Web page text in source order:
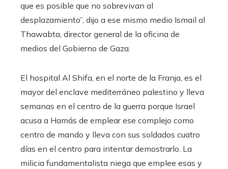
que es posible que no sobrevivan al
desplazamiento”, dijo a ese mismo medio Ismail al
Thawabta, director general de la oficina de
medios del Gobierno de Gaza.
El hospital Al Shifa, en el norte de la Franja, es el
mayor del enclave mediterráneo palestino y lleva
semanas en el centro de la guerra porque Israel
acusa a Hamás de emplear ese complejo como
centro de mando y lleva con sus soldados cuatro
días en el centro para intentar demostrarlo. La
milicia fundamentalista niega que emplee esas y